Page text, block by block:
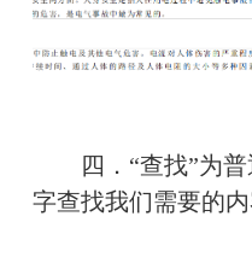
四．“查找”为普
字查找我们需要的内